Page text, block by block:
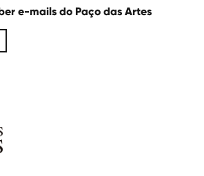
e-mails do Paço das Artes